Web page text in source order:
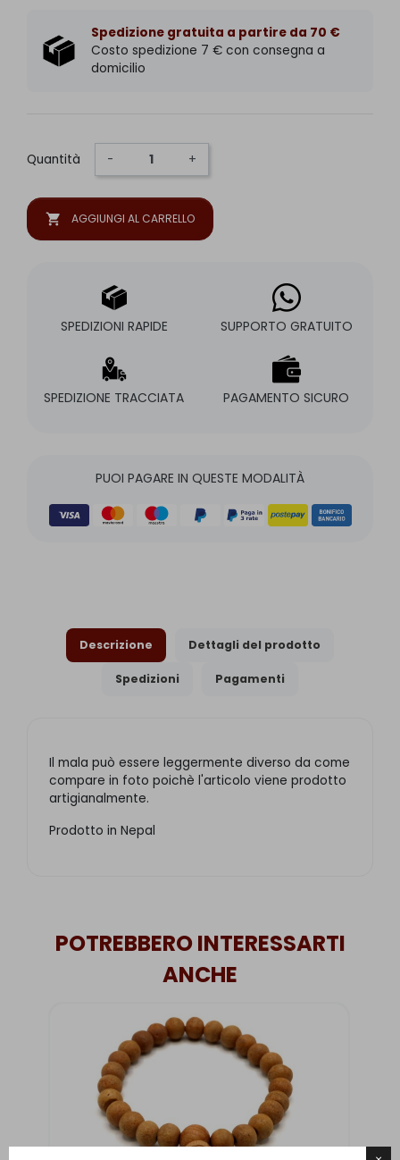
Spedizione gratuita a partire da 70 €
Costo spedizione 7 € con consegna a
domicilio
Quantità - +
shopping_cart AGGIUNGI AL CARRELLO
SPEDIZIONI RAPIDE SUPPORTO GRATUITO
SPEDIZIONE TRACCIATA PAGAMENTO SICURO
PUOI PAGARE IN QUESTE MODALITÀ
Descrizione Dettagli del prodotto
Spedizioni Pagamenti
Il mala può essere leggermente diverso da come
compare in foto poichè l'articolo viene prodotto
artigianalmente.
Prodotto in Nepal
POTREBBERO INTERESSARTI
ANCHE